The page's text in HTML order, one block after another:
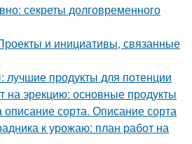
секреты долговременного
и инициативы, связанные
продукты для потенции
на эрекцию: основные продукты
сорта. Описание сорта
к урожаю: план работ на